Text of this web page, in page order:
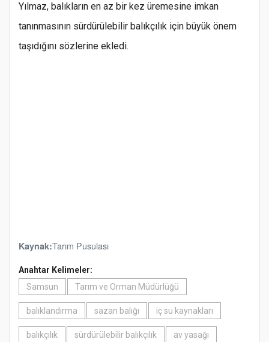
Yılmaz, balıkların en az bir kez üremesine imkan
tanınmasının sürdürülebilir balıkçılık için büyük önem
taşıdığını sözlerine ekledi.
Kaynak:Tarım Pusulası
Anahtar Kelimeler:
Samsun
Tarım ve Orman Müdürlüğü
balıklandırma sazan balığı iç su kaynakları
balıkçılık sürdürülebilir balıkçılık av yasağı